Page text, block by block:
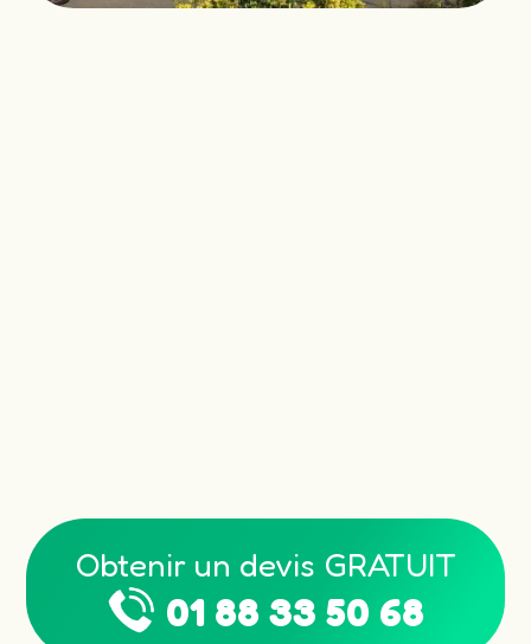
Obtenir un devis GRATUIT
01 88 33 50 68